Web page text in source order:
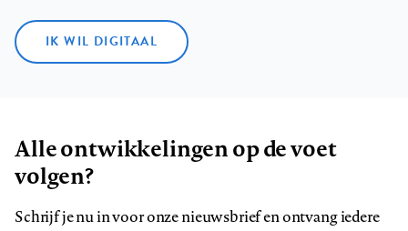
IK WIL DIGITAAL
Alle ontwikkelingen op de voet
volgen?
Schrijf je nu in voor onze nieuwsbrief en ontvang iedere